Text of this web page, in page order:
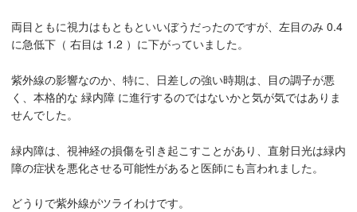
両目ともに視力はもともといいぼうだったのですが、左目のみ 0.4
に急低下（ 右目は 1.2 ）に下がっていました。
紫外線の影響なのか、特に、日差しの強い時期は、目の調子が悪
く、本格的な 緑内障 に進行するのではないかと気が気ではありま
せんでした。
緑内障は、視神経の損傷を引き起こすことがあり、直射日光は緑内
障の症状を悪化させる可能性があると医師にも言われました。
どうりで紫外線がツライわけです。